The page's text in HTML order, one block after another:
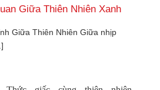
Giữa Thiên Nhiên Xanh
Giữa Thiên Nhiên Giữa nhịp